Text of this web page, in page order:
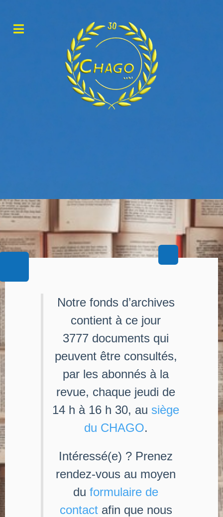
Notre fonds d’archives
contient à ce jour
3777 documents qui
peuvent être consultés,
par les abonnés à la
revue, chaque jeudi de
14 h à 16 h 30, au siège
du CHAGO.
Intéressé(e) ? Prenez
rendez-vous au moyen
du formulaire de
contactafin que nous